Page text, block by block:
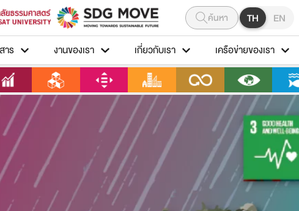
ค้นหา TH EN
าร งานของเรา เกี่ยวกับเรา เครือข่ายของเรา